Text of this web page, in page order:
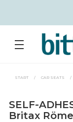
START / CAR SEATS /
SELF-
Britax